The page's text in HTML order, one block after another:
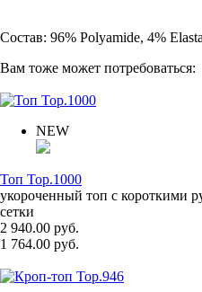
Состав: 96% Polyamide, 4%
Вам тоже может потребоваться:
NEW
Топ Top.1000
укороченный топ с короткими
сетки
2 940.00 руб.
1 764.00 руб.